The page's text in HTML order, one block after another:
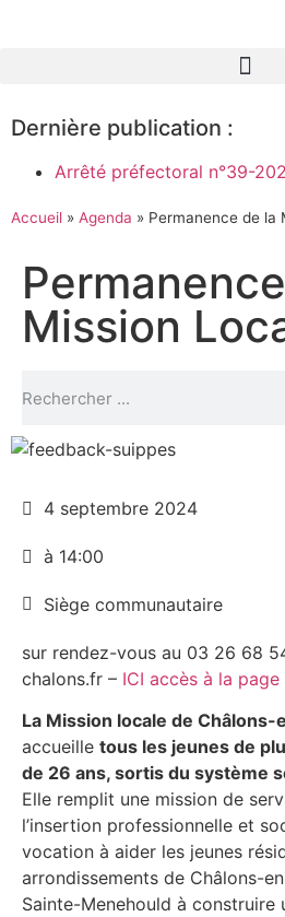
Dernière publication :
Arrêté préfectoral n°39-
Accueil » Agenda » Permanence de la
Mission
sur rendez-vous au 03 26 68
chalons.fr – ICI accès à la
La Mission locale de Châlons-
accueille tous les jeunes de
de 26 ans, sortis du système
Elle remplit une mission de
l’insertion professionnelle et
vocation à aider les jeunes
arrondissements de Châlons-
Sainte-Menehould à construire
4 septembre 2024
à 14:00
Siège communautaire